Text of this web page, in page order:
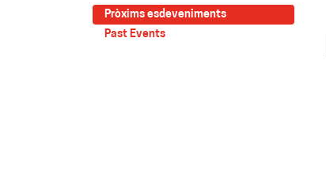
Pròxims esdeveniments
Past Events